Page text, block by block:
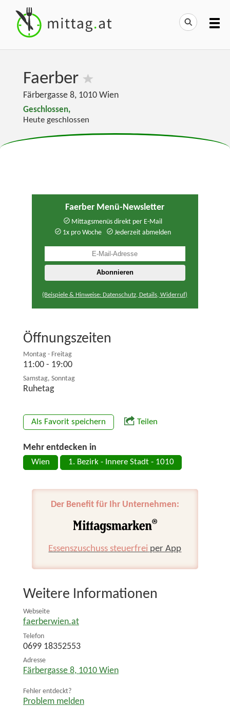
Faerber
Färbergasse 8, 1010 Wien
Geschlossen,
Heute geschlossen
Faerber Menü-Newsletter
Mittagsmenüs direkt per E-Mail
1x pro Woche
Jederzeit abmelden
(Beispiele & Hinweise: Datenschutz, Details, Widerruf)
Öffnungszeiten
Montag - Freitag
11:00 - 19:00
Samstag, Sonntag
Ruhetag
Als Favorit speichern Teilen
Mehr entdecken in
Wien 1. Bezirk - Innere Stadt - 1010
Der Benefit für Ihr Unternehmen:
Essenszuschuss steuerfrei per App
Weitere Informationen
Webseite
faerberwien.at
Telefon
0699 18352553
Adresse
Färbergasse 8, 1010 Wien
Fehler entdeckt?
Problem melden